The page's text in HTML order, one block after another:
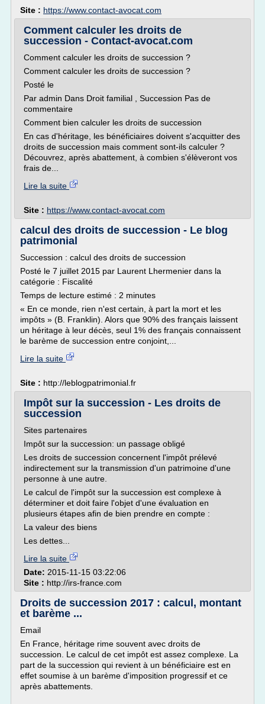
Site : https://www.contact-avocat.com
Comment calculer les droits de
succession - Contact-avocat.com
Comment calculer les droits de succession ?
Comment calculer les droits de succession ?
Posté le
Par admin Dans Droit familial , Succession Pas de
commentaire
Comment bien calculer les droits de succession
En cas d'héritage, les bénéficiaires doivent s'acquitter des
droits de succession mais comment sont-ils calculer ?
Découvrez, après abattement, à combien s'élèveront vos
frais de...
Lire la suite
Site : https://www.contact-avocat.com
calcul des droits de succession - Le blog
patrimonial
Succession : calcul des droits de succession
Posté le 7 juillet 2015 par Laurent Lhermenier dans la
catégorie : Fiscalité
Temps de lecture estimé : 2 minutes
« En ce monde, rien n'est certain, à part la mort et les
impôts » (B. Franklin). Alors que 90% des français laissent
un héritage à leur décès, seul 1% des français connaissent
le barème de succession entre conjoint,...
Lire la suite
Site : http://leblogpatrimonial.fr
Impôt sur la succession - Les droits de
succession
Sites partenaires
Impôt sur la succession: un passage obligé
Les droits de succession concernent l'impôt prélevé
indirectement sur la transmission d'un patrimoine d'une
personne à une autre.
Le calcul de l'impôt sur la succession est complexe à
déterminer et doit faire l'objet d'une évaluation en
plusieurs étapes afin de bien prendre en compte :
La valeur des biens
Les dettes...
Lire la suite
Date: 2015-11-15 03:22:06
Site : http://irs-france.com
Droits de succession 2017 : calcul, montant
et barème ...
Email
En France, héritage rime souvent avec droits de
succession. Le calcul de cet impôt est assez complexe. La
part de la succession qui revient à un bénéficiaire est en
effet soumise à un barème d'imposition progressif et ce
après abattements.